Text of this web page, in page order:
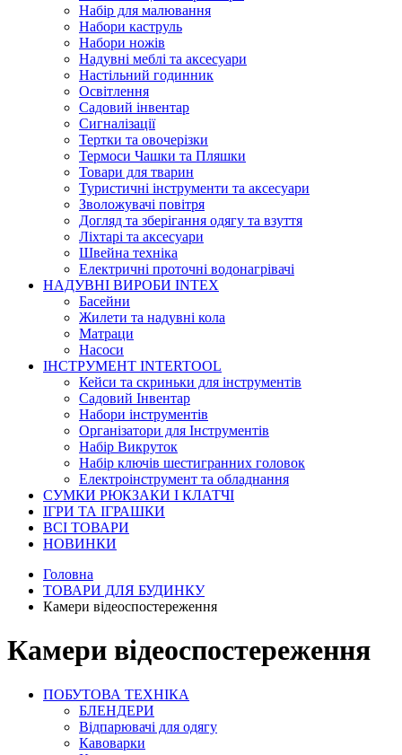
Набір для малювання
Набори каструль
Набори ножів
Надувні меблі та аксесуари
Настільний годинник
Освітлення
Садовий інвентар
Сигналізації
Тертки та овочерізки
Термоси Чашки та Пляшки
Товари для тварин
Туристичні інструменти та аксесуари
Зволожувачі повітря
Догляд та зберігання одягу та взуття
Ліхтарі та аксесуари
Швейна техніка
Електричні проточні водонагрівачі
НАДУВНІ ВИРОБИ INTEX
Басейни
Жилети та надувні кола
Матраци
Насоси
ІНСТРУМЕНТ INTERTOOL
Кейси та скриньки для інструментів
Садовий Інвентар
Набори інструментів
Організатори для Інструментів
Набір Викруток
Набір ключів шестигранних головок
Електроінструмент та обладнання
СУМКИ РЮКЗАКИ І КЛАТЧІ
ІГРИ ТА ІГРАШКИ
ВСІ ТОВАРИ
НОВИНКИ
Головна
ТОВАРИ ДЛЯ БУДИНКУ
Камери відеоспостереження
Камери відеоспостереження
ПОБУТОВА ТЕХНІКА
БЛЕНДЕРИ
Відпарювачі для одягу
Кавоварки